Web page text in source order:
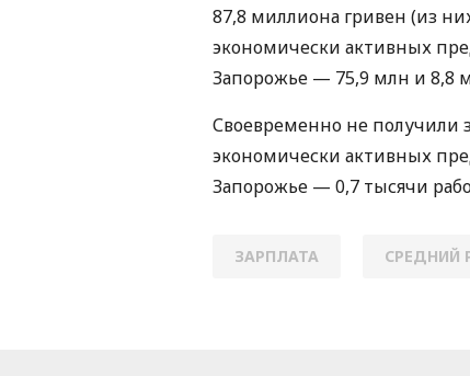
87,8 миллиона гривен (из
экономически активных
Запорожье — 75,9 млн и 8,8
Своевременно не получили
экономически активных
Запорожье — 0,7 тысячи
ЗАРПЛАТА СРЕДНИЙ